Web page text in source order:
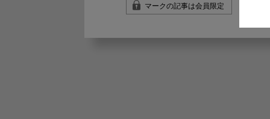
マークの記事は会員限定